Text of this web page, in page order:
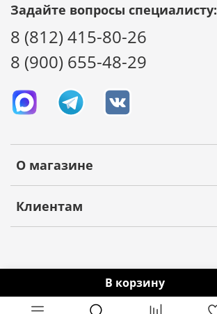
В корзину
О магазине
Клиентам
Задайте вопросы специалисту:
8 (812) 415-80-26
8 (900) 655-48-29